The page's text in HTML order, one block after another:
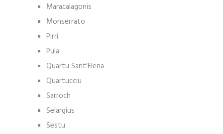
Maracalagonis
Monserrato
Pirri
Pula
Quartu Sant'Elena
Quartucciu
Sarroch
Selargius
Sestu